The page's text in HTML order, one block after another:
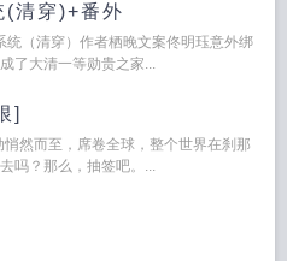
(清穿)+番外
统（清穿）作者栖晚文案佟明珏意外绑
了大清一等勋贵之家...
]
然而至，席卷全球，整个世界在刹那
吗？那么，抽签吧。...